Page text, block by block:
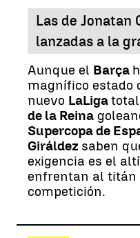
Las de Jonatan
lanzadas a la
Aunque el Barça
magnífico estado
nuevo LaLiga
de la Reina
Supercopa de
Giráldez saben
exigencia es el
enfrentan al titán
competición.